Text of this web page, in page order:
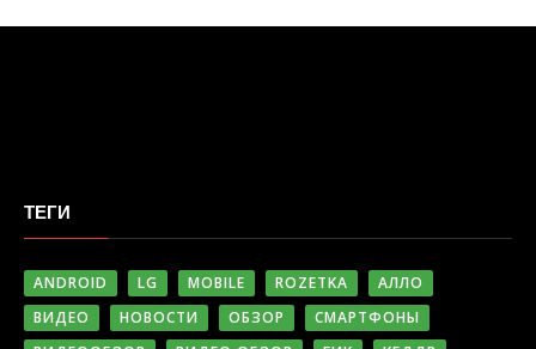
ТЕГИ
ANDROID LG MOBILE ROZETKA
АЛЛО
ВИДЕО
НОВОСТИ ОБЗОР
СМАРТФОНЫ